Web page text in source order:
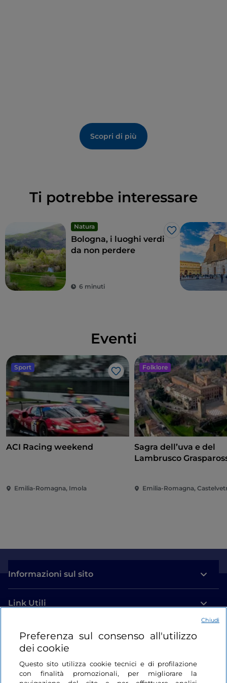
Scopri di più
Ti potrebbe interessare
Natura
Like
Bologna, i luoghi verdi
da non perdere
6 minuti
Eventi
Sport
Like
ACI Racing weekend
Emilia-Romagna, Imola
Folklore
Sagra dell’uva e del
Lambrusco
Informazioni sul sito
Link Utili
Login
Restiamo in contatto
Preferenza sul consenso all'utilizzo
dei cookie
Questo sito utilizza cookie tecnici e di profilazione
con finalità promozionali, per migliorare la
Chiudi